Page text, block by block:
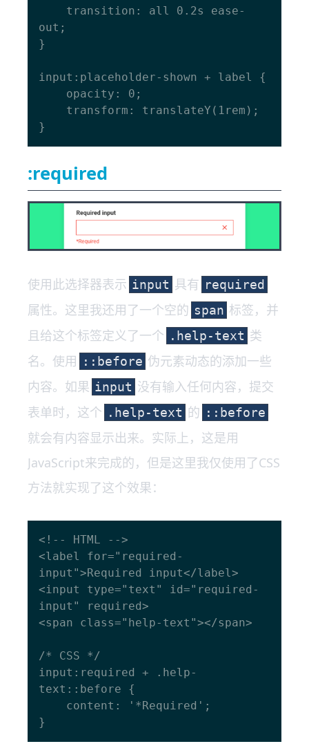
out;
}
input:placeholder-shown + label {
:required
使用此选择器表示 input 具有 required
属性。这里我还用了一个空的 span 标签，并
且给这个标签定义了一个 .help-text 类
名。使用
::before 伪元素动态的添加一些
内容。如果 input 没有输入任何内容，提交
表单时，这个 .help-text 的 ::before
就会有内容显示出来。实际上，这是用
JavaScript来完成的，但是这里我仅使用了CSS
方法就实现了这个效果：
<!-- HTML -->
<label for="required-
input">Required input</label>
<input type="text" id="required-
input" required>
<span class="help-text"></span>
/* CSS */
input:required + .help-
text::before {